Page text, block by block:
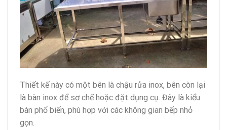
Thiết kế này có một bên là chậu rửa inox, bên còn lại
là bàn inox để sơ chế hoặc đặt dụng cụ. Đây là kiểu
bàn phổ biến, phù hợp với các không gian bếp nhỏ
gọn.